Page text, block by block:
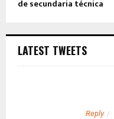
de secundaria técnica
LATEST TWEETS
Reply